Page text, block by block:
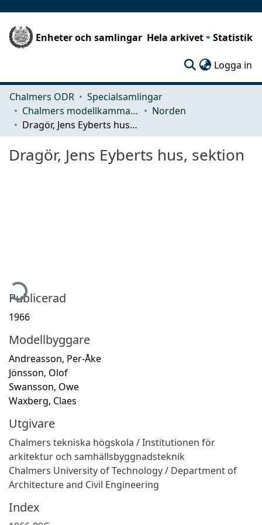
Enheter och samlingar Hela arkivet Statistik
Logga in
Chalmers ODR
Specialsamlingar
Chalmers modellkammare
Norden
Dragör, Jens Eyberts hus, sektion
Dragör, Jens Eyberts hus, sektion
Publicerad
1966
Modellbyggare
Andreasson, Per-Åke
Jönsson, Olof
Swansson, Owe
Waxberg, Claes
Utgivare
Chalmers tekniska högskola / Institutionen för
arkitektur och samhällsbyggnadsteknik
Chalmers University of Technology / Department of
Architecture and Civil Engineering
Index